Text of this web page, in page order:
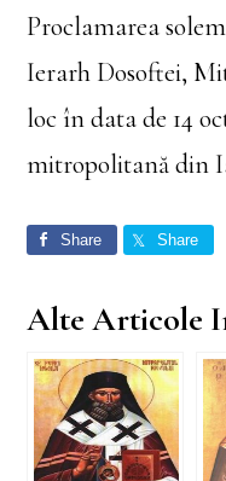
Proclamarea
Ierarh Dosoftei,
loc în data de 14
mitropolitană din
Share Share
Alte Articole